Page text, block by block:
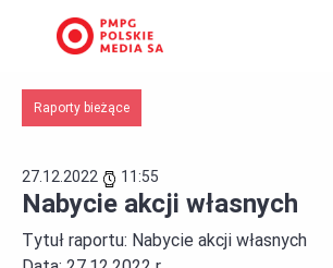
Raporty bieżące
27.12.2022 11:55
Nabycie akcji własnych
Tytuł raportu: Nabycie akcji własnych